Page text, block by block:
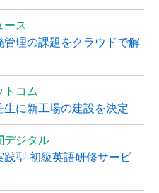
ース
理の課題をクラウドで解
トコム
に新工場の建設を決定
デジタル
型 初級英語研修サービ